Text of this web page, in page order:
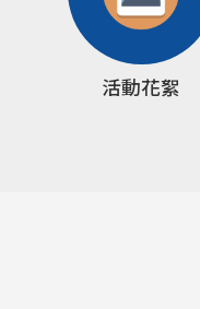
活動花絮